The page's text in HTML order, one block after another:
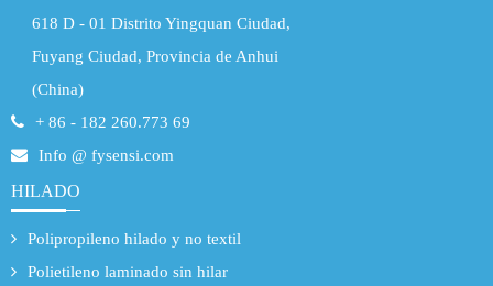
618 D - 01 Distrito Yingquan Ciudad,
Fuyang Ciudad, Provincia de Anhui
(China)
+ 86 - 182 260.773 69
Info @ fysensi.com
HILADO
Polipropileno hilado y no textil
Polietileno laminado sin hilar